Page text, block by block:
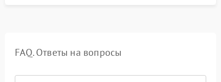
FAQ. Ответы на вопросы